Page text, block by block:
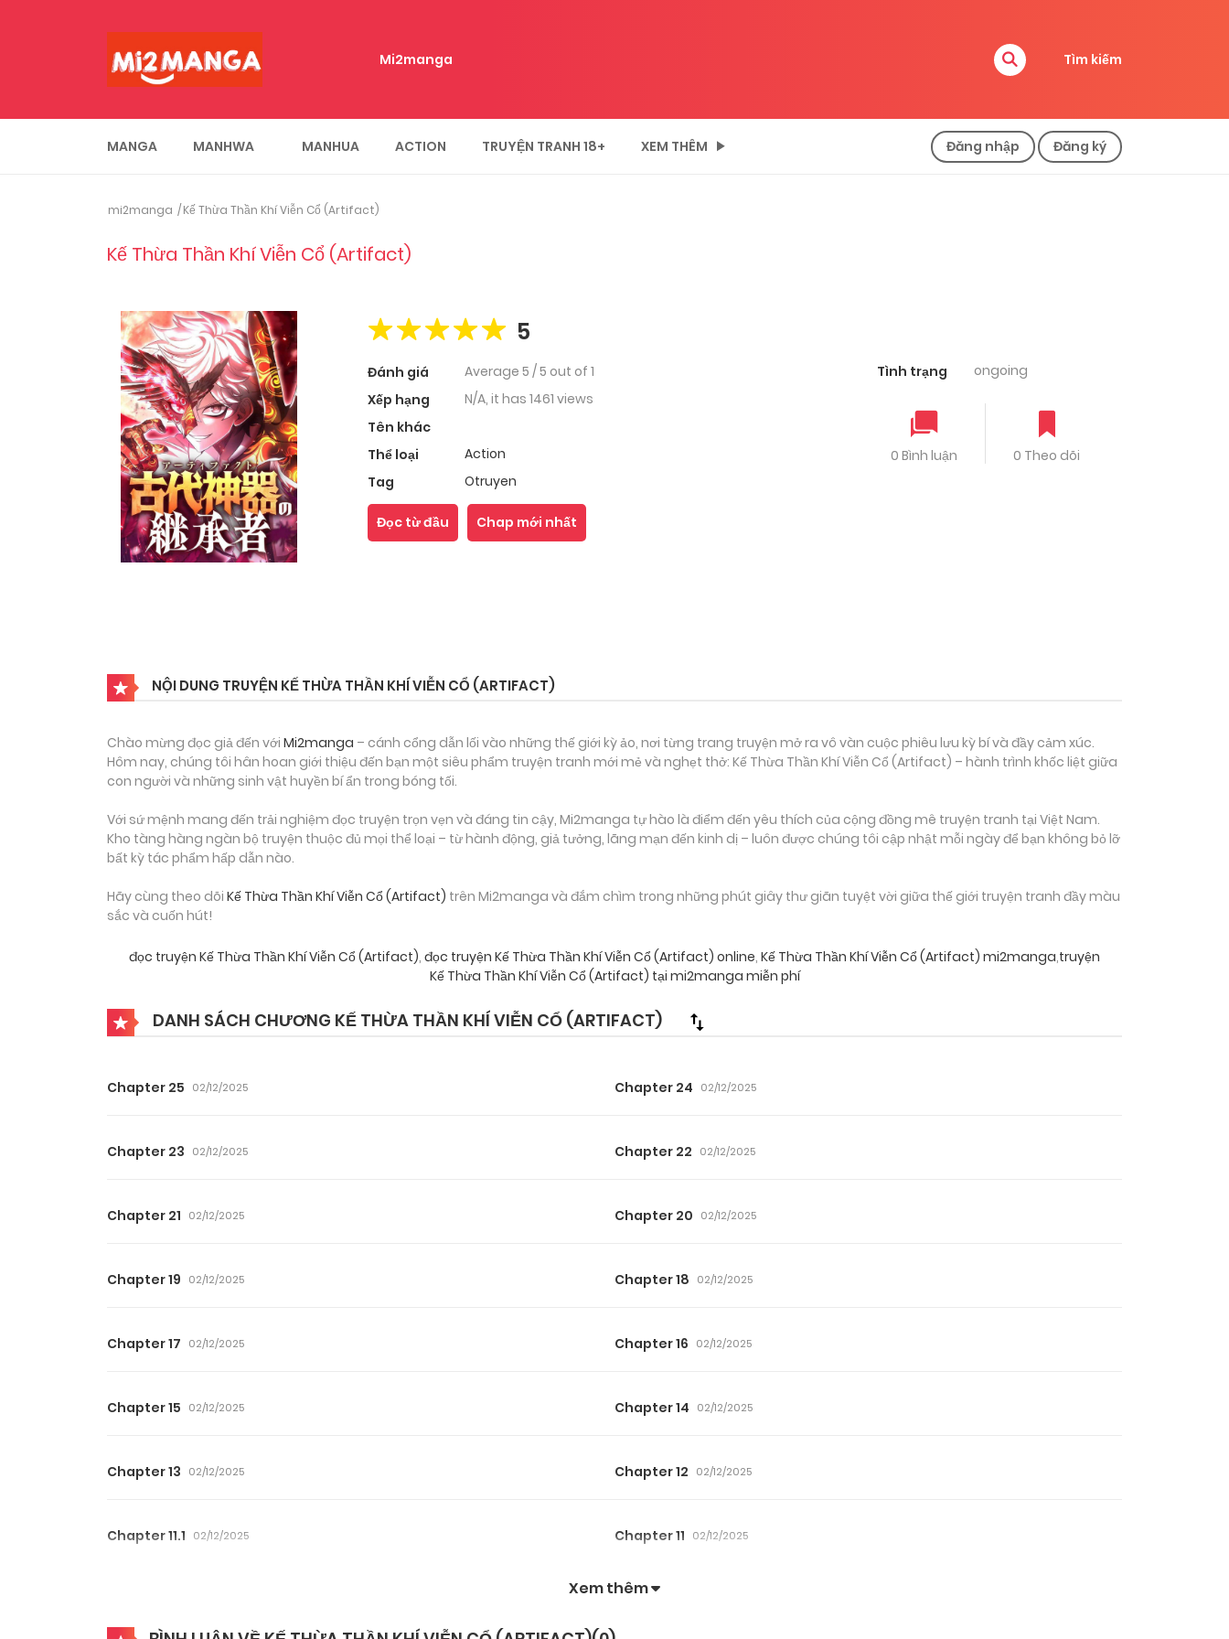
Mi2manga Tìm kiếm
MANGA MANHWA MANHUA ACTION TRUYỆN TRANH 18+ XEM THÊM Đăng nhập Đăng ký
mi2manga Kế Thừa Thần Khí Viễn Cổ (Artifact)
Kế Thừa Thần Khí Viễn Cổ (Artifact)
5
Đánh giá Average 5 /5 out of 1
Xếp hạng
N/A, it has 1461 views
Tên khác
Thể loại
Action
Tag
Otruyen
Tình trạng ongoing
0 Bình luận 0 Theo dõi
Đọc từ đầu Chap mới nhất
NỘI DUNG TRUYỆN KẾ THỪA THẦN KHÍ VIỄN CỔ (ARTIFACT)
Chào mừng đọc giả đến với Mi2manga – cánh cổng dẫn lối vào những thế giới kỳ ảo, nơi từng trang truyện mở ra vô vàn cuộc phiêu lưu kỳ bí và đầy cảm xúc.
Hôm nay, chúng tôi hân hoan giới thiệu đến bạn một siêu phẩm truyện tranh mới mẻ và nghẹt thở: Kế Thừa Thần Khí Viễn Cổ (Artifact) – hành trình khốc liệt giữa
con người và những sinh vật huyền bí ẩn trong bóng tối.
Với sứ mệnh mang đến trải nghiệm đọc truyện trọn vẹn và đáng tin cậy, Mi2manga tự hào là điểm đến yêu thích của cộng đồng mê truyện tranh tại Việt Nam.
Kho tàng hàng ngàn bộ truyện thuộc đủ mọi thể loại – từ hành động, giả tưởng, lãng mạn đến kinh dị – luôn được chúng tôi cập nhật mỗi ngày để bạn không bỏ lỡ
bất kỳ tác phẩm hấp dẫn nào.
Hãy cùng theo dõi Kế Thừa Thần Khí Viễn Cổ (Artifact) trên Mi2manga và đắm chìm trong những phút giây thư giãn tuyệt vời giữa thế giới truyện tranh đầy màu
sắc và cuốn hút!
đọc truyện Kế Thừa Thần Khí Viễn Cổ (Artifact), đọc truyện Kế Thừa Thần Khí Viễn Cổ (Artifact) online, Kế Thừa Thần Khí Viễn Cổ (Artifact) mi2manga,truyện
Kế Thừa Thần Khí Viễn Cổ (Artifact) tại mi2manga miễn phí
DANH SÁCH CHƯƠNG KẾ THỪA THẦN KHÍ VIỄN CỔ (ARTIFACT)
Chapter 25 02/12/2025 Chapter 24 02/12/2025
Chapter 23 02/12/2025 Chapter 22 02/12/2025
Chapter 21 02/12/2025 Chapter 20 02/12/2025
Chapter 19 02/12/2025 Chapter 18 02/12/2025
Chapter 17 02/12/2025 Chapter 16 02/12/2025
Chapter 15 02/12/2025 Chapter 14 02/12/2025
Chapter 13 02/12/2025 Chapter 12 02/12/2025
Chapter 11.1 02/12/2025 Chapter 11 02/12/2025
Chapter 10.8
Xem thêm